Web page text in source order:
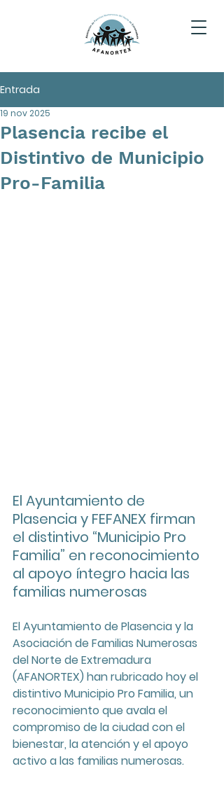
Entrada
Plasencia recibe el
Distintivo de Municipio
Pro-Familia
19 nov 2025
El Ayuntamiento de
Plasencia y FEFANEX firman
el distintivo “Municipio Pro
Familia” en reconocimiento
al apoyo íntegro hacia las
familias numerosas
El Ayuntamiento de Plasencia y la
Asociación de Familias Numerosas
del Norte de Extremadura
(AFANORTEX) han rubricado hoy el
distintivo Municipio Pro Familia, un
reconocimiento que avala el
compromiso de la ciudad con el
bienestar, la atención y el apoyo
activo a las familias numerosas.